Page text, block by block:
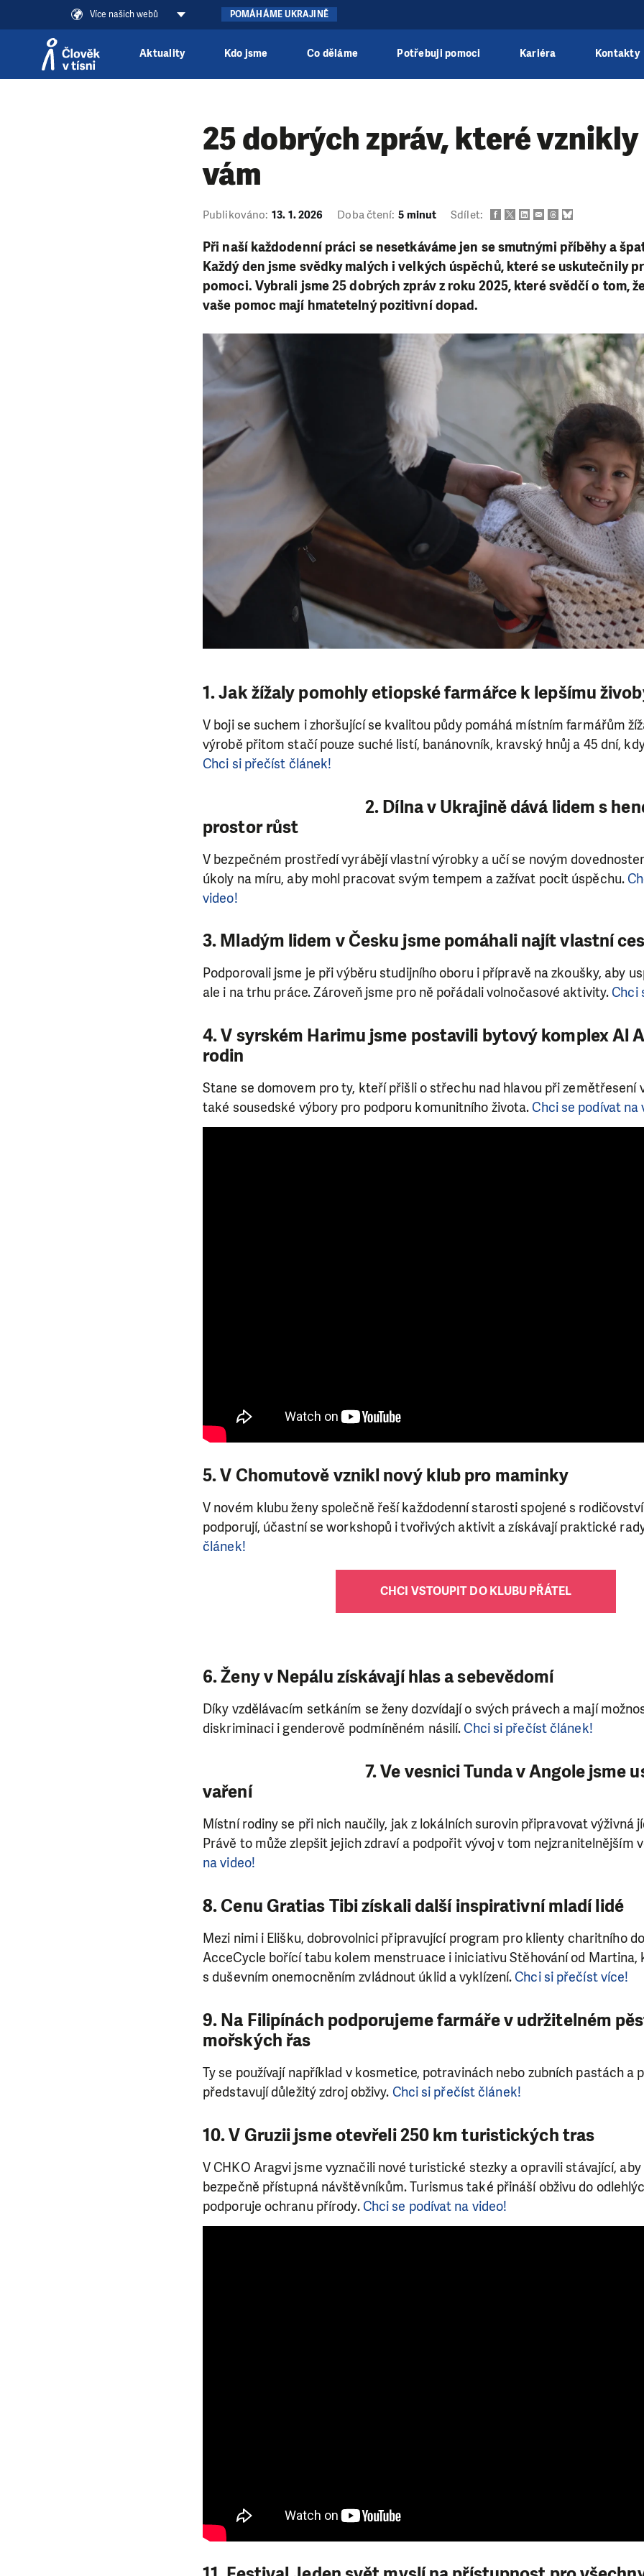
Více našich webů POMÁHÁME UKRAJINĚ
Aktuality Kdo jsme Co děláme Potřebuji pomoci Kariéra Kontakty
25 dobrých zpráv, které
vám
Publikováno: 13. 1. 2026 Doba čtení: 5 minut Sdílet:
Při naší každodenní práci se nesetkáváme jen se smutnými příběhy a
Každý den jsme svědky malých i velkých úspěchů, které se uskutečnily
pomoci. Vybrali jsme 25 dobrých zpráv z roku 2025, které svědčí o tom,
vaše pomoc mají hmatetelný pozitivní dopad.
1. Jak žížaly pomohly etiopské farmářce k lepšímu
V boji se suchem i zhoršující se kvalitou půdy pomáhá místním farmářům
výrobě přitom stačí pouze suché listí, banánovník, kravský hnůj a 45 dní,
Chci si přečíst článek!
2. Dílna v Ukrajině dává lidem s
prostor růst
V bezpečném prostředí vyrábějí vlastní výrobky a učí se novým
úkoly na míru, aby mohl pracovat svým tempem a zažívat pocit úspěchu.
video!
3. Mladým lidem v Česku jsme pomáhali najít vlastní
Podporovali jsme je při výběru studijního oboru i přípravě na zkoušky, aby
ale i na trhu práce. Zároveň jsme pro ně pořádali volnočasové aktivity. Chci
4. V syrském Harimu jsme postavili bytový komplex Al
rodin
Stane se domovem pro ty, kteří přišli o střechu nad hlavou při zemětřesení
také sousedské výbory pro podporu komunitního života. Chci se podívat na
5. V Chomutově vznikl nový klub pro maminky
V novém klubu ženy společně řeší každodenní starosti spojené s
podporují, účastní se workshopů i tvořivých aktivit a získávají praktické
článek!
CHCI VSTOUPIT DO KLUBU PŘÁTEL
6. Ženy v Nepálu získávají hlas a sebevědomí
Díky vzdělávacím setkáním se ženy dozvídají o svých právech a mají
diskriminaci i genderově podmíněném násilí. Chci si přečíst článek!
7. Ve vesnici Tunda v Angole jsme
vaření
Místní rodiny se při nich naučily, jak z lokálních surovin připravovat výživná
Právě to může zlepšit jejich zdraví a podpořit vývoj v tom nejzranitelnějším
na video!
8. Cenu Gratias Tibi získali další inspirativní mladí lidé
Mezi nimi i Elišku, dobrovolnici připravující program pro klienty charitního
AcceCycle bořící tabu kolem menstruace i iniciativu Stěhování od Martina,
s duševním onemocněním zvládnout úklid a vyklízení. Chci si přečíst více!
9. Na Filipínách podporujeme farmáře v udržitelném
mořských řas
Ty se používají například v kosmetice, potravinách nebo zubních pastách a
představují důležitý zdroj obživy. Chci si přečíst článek!
10. V Gruzii jsme otevřeli 250 km turistických tras
V CHKO Aragvi jsme vyznačili nové turistické stezky a opravili stávající,
bezpečně přístupná návštěvníkům. Turismus také přináší obživu do
podporuje ochranu přírody. Chci se podívat na video!